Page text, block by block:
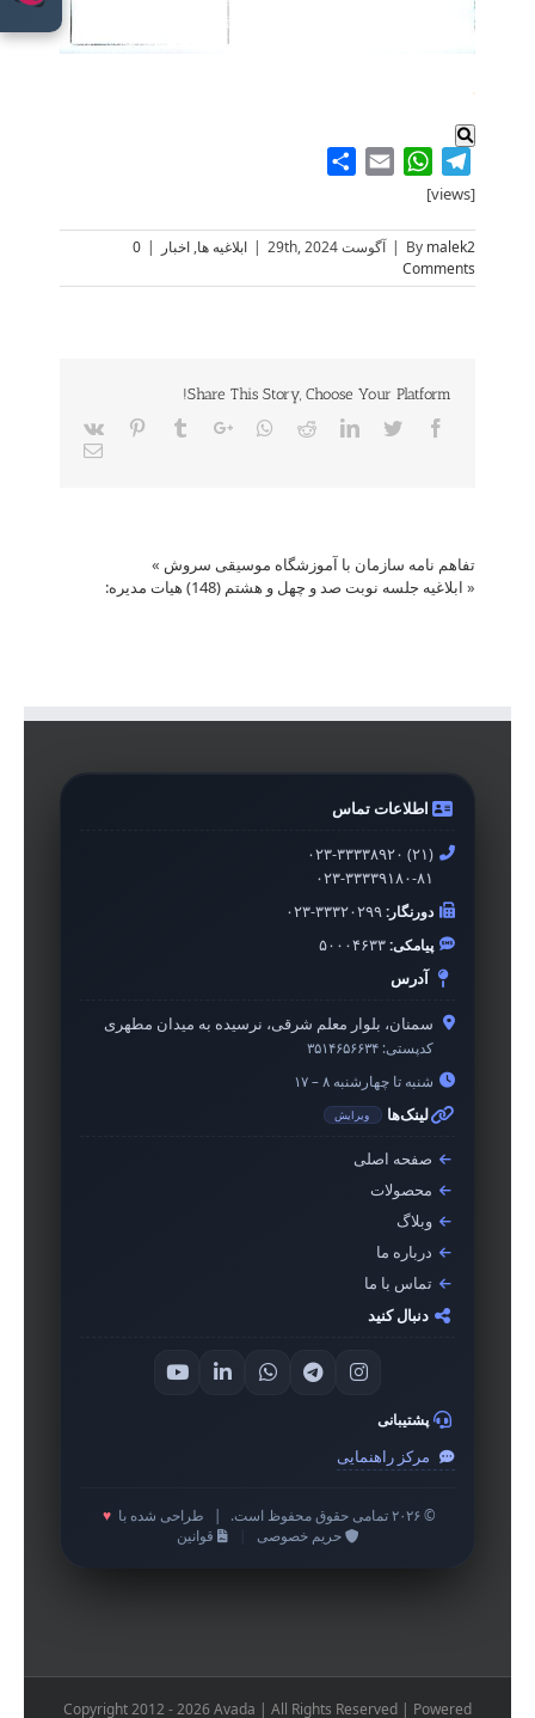
.
Telegram
WhatsApp
Email
[views]
By malek2
| آگوست 29th, 2024 | ابلاغیه ها, اخبار |
0
Comments
Share This Story, Choose Your Platform!
Facebook
Twitter
LinkedIn
Reddit
Whatsapp
Google+
Tumblr
Pinterest
Vk
Email
تفاهم نامه سازمان با آموزشگاه موسیقی سروش »
« ابلاغیه جلسه نوبت صد و چهل و هشتم (148) هیات مدیره:
اطلاعات تماس
۰۲۳-۳۳۳۳۸۹۲۰ (۲۱)
۰۲۳-۳۳۳۳۹۱۸۰-۸۱
دورنگار:۰۲۳-۳۳۳۲۰۲۹۹
پیامکی:۵۰۰۰۴۶۳۳
آدرس
سمنان، بلوار معلم شرقی، نرسیده به میدان مطهری
کدپستی: ۳۵۱۴۶۵۶۶۳۴
شنبه تا چهارشنبه ۸ – ۱۷
لینک‌ها ویرایش
صفحه اصلی
محصولات
وبلاگ
درباره ما
تماس با ما
دنبال کنید
پشتیبانی
مرکز راهنمایی
© ۲۰۲۶ تمامی حقوق محفوظ است. طراحی شده با ♥
حریم خصوصی
قوانین
Copyright 2012 - 2026 Avada | All Rights Reserved | Powered